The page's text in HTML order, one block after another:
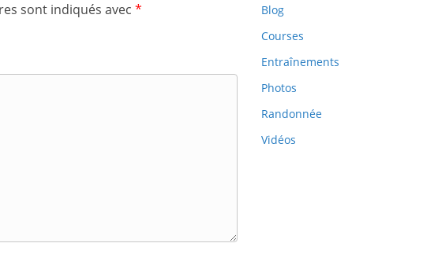
sont indiqués avec *
Blog
Courses
Entraînements
Photos
Randonnée
Vidéos